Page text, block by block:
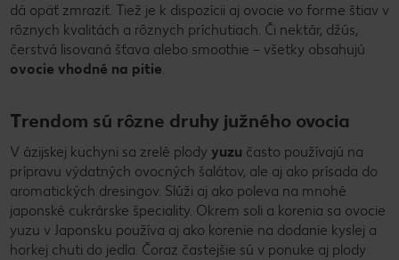
dá opäť zmraziť. Tiež je k dispozícii aj ovocie vo forme štiav v
rôznych kvalitách a rôznych príchutiach. Či nektár, džús,
čerstvá lisovaná šťava alebo smoothie – všetky obsahujú
ovocie vhodné na pitie.
Trendom sú rôzne druhy južného ovocia
V ázijskej kuchyni sa zrelé plody yuzu často používajú na
prípravu výdatných ovocných šalátov, ale aj ako prísada do
aromatických dresingov. Slúži aj ako poleva na mnohé
japonské cukrárske špeciality. Okrem soli a korenia sa ovocie
yuzu v Japonsku používa aj ako korenie na dodanie kyslej a
horkej chuti do jedla. Čoraz častejšie sú v ponuke aj plody